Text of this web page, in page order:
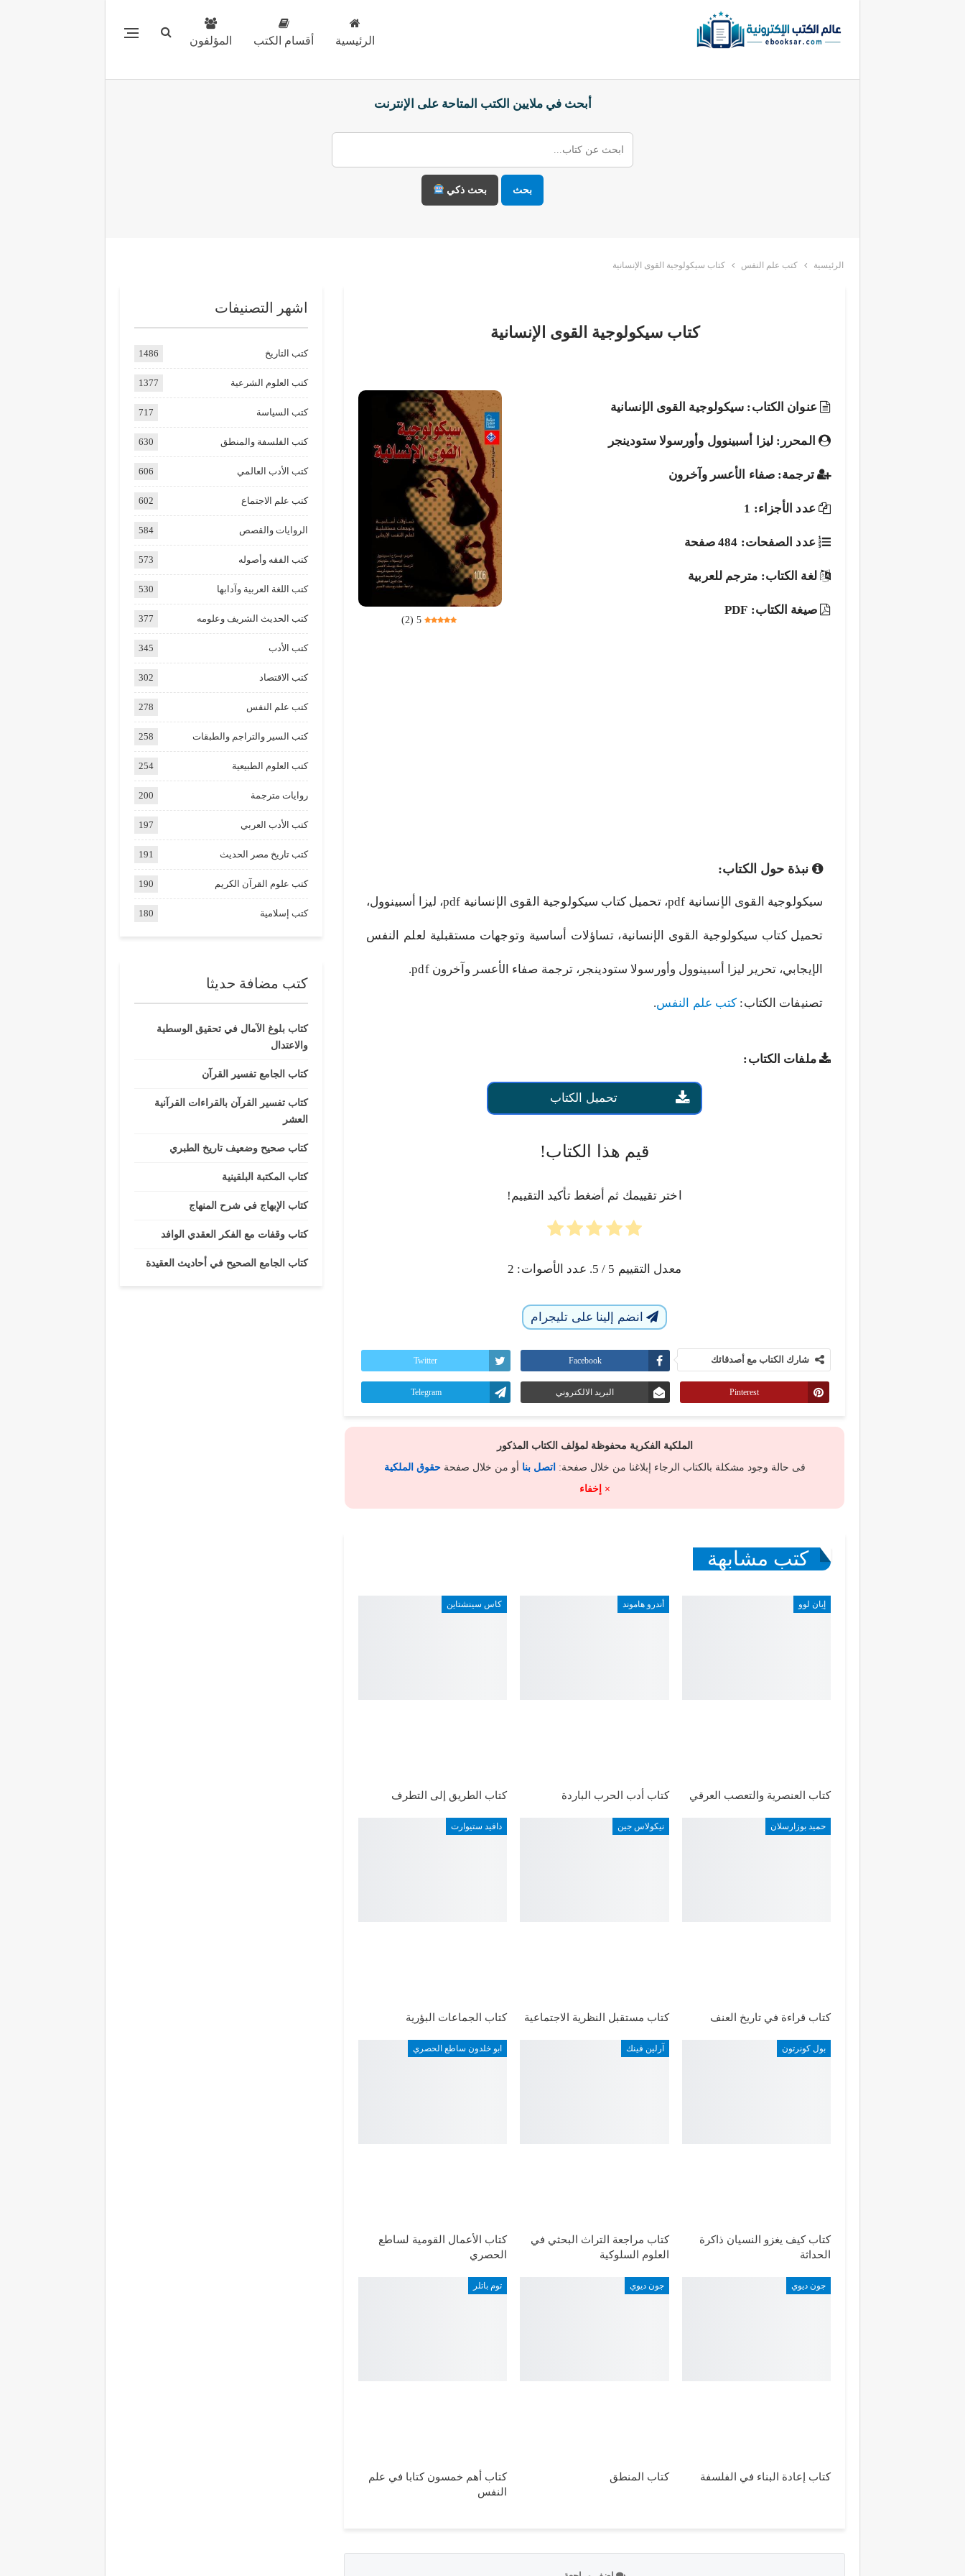
الرئيسية أقسام الكتب المؤلفون
أبحث في ملايين الكتب المتاحة على الإنترنت
بحث بحث ذكي
الرئيسية كتب علم النفس كتاب سيكولوجية القوى الإنسانية
كتاب سيكولوجية القوى الإنسانية
5
(
2
)
عنوان الكتاب: سيكولوجية القوى الإنسانية
المحرر: ليزا أسبينوول وأورسولا ستودينجر
ترجمة: صفاء الأعسر وآخرون
عدد الأجزاء: 1
عدد الصفحات: 484 صفحة
لغة الكتاب: مترجم للعربية
صيغة الكتاب: PDF
نبذة حول الكتاب:
سيكولوجية القوى الإنسانية pdf، تحميل كتاب سيكولوجية القوى الإنسانية pdf، ليزا أسبينوول،
تحميل كتاب سيكولوجية القوى الإنسانية، تساؤلات أساسية وتوجهات مستقبلية لعلم النفس
الإيجابي، تحرير ليزا أسبينوول وأورسولا ستودينجر، ترجمة صفاء الأعسر وآخرون pdf.
تصنيفات الكتاب: كتب علم النفس.
ملفات الكتاب:
تحميل الكتاب
قيم هذا الكتاب!
اختر تقييمك ثم أضغط تأكيد التقييم!
معدل التقييم 5 / 5. عدد الأصوات: 2
انضم إلينا على تليجرام
شارك الكتاب مع أصدقائك Facebook
Twitter
Pinterest البريد الالكتروني Telegram
الملكية الفكرية محفوظة لمؤلف الكتاب المذكور
فى حالة وجود مشكلة بالكتاب الرجاء إبلاغنا من خلال صفحة: اتصل بنا أو من خلال صفحةحقوق الملكية
× إخفاء
كتب مشابهة
إيان لوو
كتاب العنصرية والتعصب العرقي
أندرو هاموند
كتاب أدب الحرب الباردة
كاس سينشتاين
كتاب الطريق إلى التطرف
حميد بوزارسلان
كتاب قراءة في تاريخ العنف
نيكولاس جين
كتاب مستقبل النظرية الاجتماعية
دافيد ستيوارت
كتاب الجماعات البؤرية
بول كونرتون
كتاب كيف يغزو النسيان ذاكرة
الحداثة
آرلين فينك
كتاب مراجعة التراث البحثي في
العلوم السلوكية
ابو خلدون ساطع الحصري
كتاب الأعمال القومية لساطع
الحصري
جون ديوي
كتاب إعادة البناء في الفلسفة
جون ديوي
كتاب المنطق
توم باتلر
كتاب أهم خمسون كتابا في علم
النفس
اشهر التصنيفات
كتب التاريخ 1486
كتب العلوم الشرعية 1377
كتب السياسة 717
كتب الفلسفة والمنطق 630
كتب الأدب العالمي 606
كتب علم الاجتماع 602
الروايات والقصص 584
كتب الفقه وأصوله 573
كتب اللغة العربية وآدابها 530
كتب الحديث الشريف وعلومه 377
كتب الأدب 345
كتب الاقتصاد 302
كتب علم النفس 278
كتب السير والتراجم والطبقات 258
كتب العلوم الطبيعية 254
روايات مترجمة 200
كتب الأدب العربي 197
كتب تاريخ مصر الحديث 191
كتب علوم القرآن الكريم 190
كتب إسلامية 180
كتب مضافة حديثا
كتاب بلوغ الآمال في تحقيق الوسطية
والاعتدال
كتاب الجامع تفسير القرآن
كتاب تفسير القرآن بالقراءات القرآنية
العشر
كتاب صحيح وضعيف تاريخ الطبري
كتاب المكتبة البلقينية
كتاب الإبهاج في شرح المنهاج
كتاب وقفات مع الفكر العقدي الوافد
كتاب الجامع الصحيح في أحاديث العقيدة